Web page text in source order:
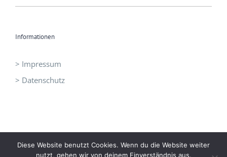
Informationen
> Impressum
> Datenschutz
I3 - Initiative Intelligent Innovation |office@idrei.at | +43 660
Diese Website benutzt Cookies. Wenn du die Website weiter
nutzt, gehen wir von deinem Einverständnis aus.